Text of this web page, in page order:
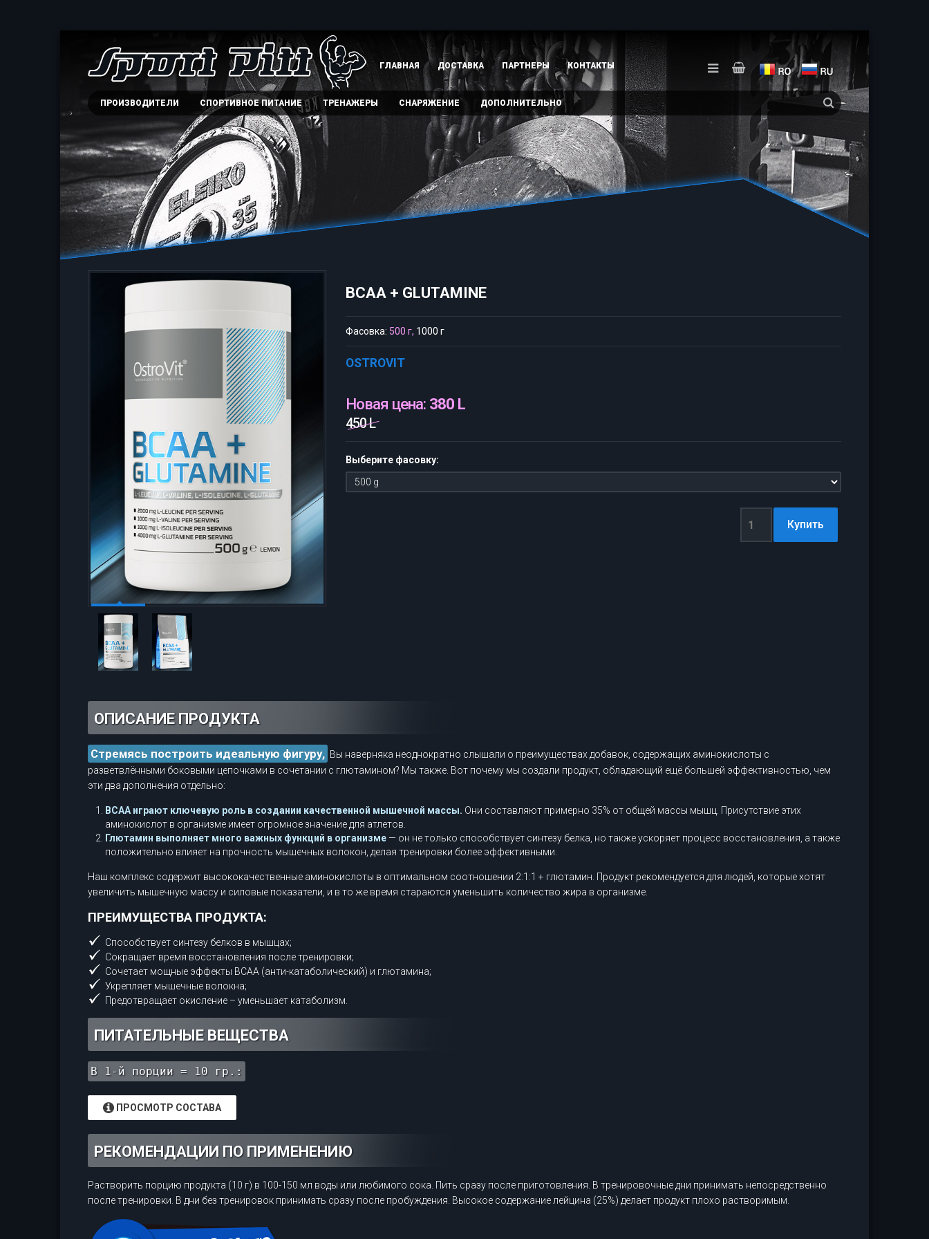
ГЛАВНАЯ ДОСТАВКА ПАРТНЕРЫ КОНТАКТЫ
ПРОИЗВОДИТЕЛИ СПОРТИВНОЕ ПИТАНИЕ ТРЕНАЖЕРЫ СНАРЯЖЕНИЕ ДОПОЛНИТЕЛЬНО
BCAA + GLUTAMINE
Фасовка: 500 г, 1000 г
OSTROVIT
Новая цена: 380 L
450 L
Выберите фасовку:
ОПИСАНИЕ ПРОДУКТА
Стремясь построить идеальную фигуру, Вы наверняка неоднократно слышали о преимуществах добавок, содержащих аминокислоты с
разветвлёнными боковыми цепочками в сочетании с глютамином? Мы также. Вот почему мы создали продукт, обладающий ещё большей эффективностью, чем
эти два дополнения отдельно:
BCAA играют ключевую роль в создании качественной мышечной массы. Они составляют примерно 35% от общей массы мышц. Присутствие этих
аминокислот в организме имеет огромное значение для атлетов.
Глютамин выполняет много важных функций в организме— он не только способствует синтезу белка, но также ускоряет процесс восстановления, а также
положительно влияет на прочность мышечных волокон, делая тренировки более эффективными.
Наш комплекс содержит высококачественные аминокислоты в оптимальном соотношении 2:1:1 + глютамин. Продукт рекомендуется для людей, которые хотят
увеличить мышечную массу и силовые показатели, и в то же время стараются уменьшить количество жира в организме.
ПРЕИМУЩЕСТВА ПРОДУКТА:
Способствует синтезу белков в мышцах;
Сокращает время восстановления после тренировки;
Сочетает мощные эффекты BCAA (анти-катаболический) и глютамина;
Укрепляет мышечные волокна;
Предотвращает окисление – уменьшает катаболизм.
ПИТАТЕЛЬНЫЕ ВЕЩЕСТВА
В 1-й порции = 10 гр.:
ПРОСМОТР СОСТАВА
РЕКОМЕНДАЦИИ ПО ПРИМЕНЕНИЮ
Растворить порцию продукта (10 г) в 100-150 мл воды или любимого сока. Пить сразу после приготовления. В тренировочные дни принимать непосредственно
после тренировки. В дни без тренировок принимать сразу после пробуждения. Высокое содержание лейцина (25%) делает продукт плохо растворимым.